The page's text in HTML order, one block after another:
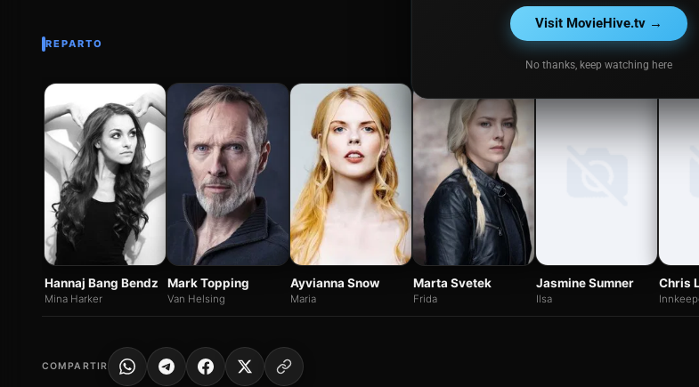
REPARTO
Hannaj Bang Bendz
Mina Harker
Mark Topping
Van Helsing
Ayvianna Snow
Maria
Marta Svetek
Frida
Jasmine Sumner
Ilsa
Chris
COMPARTIR
Visit MovieHive.tv →
No thanks, keep watching here